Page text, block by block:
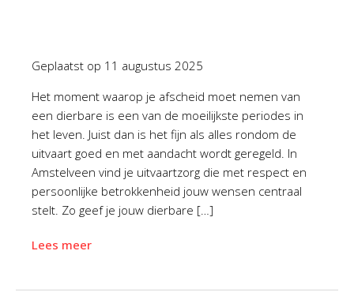
Geplaatst op 11 augustus 2025
Het moment waarop je afscheid moet nemen van
een dierbare is een van de moeilijkste periodes in
het leven. Juist dan is het fijn als alles rondom de
uitvaart goed en met aandacht wordt geregeld. In
Amstelveen vind je uitvaartzorg die met respect en
persoonlijke betrokkenheid jouw wensen centraal
stelt. Zo geef je jouw dierbare […]
Lees meer